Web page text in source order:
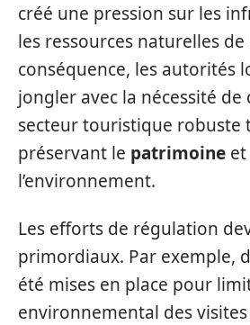
créé une pression sur les
les ressources naturelles de
conséquence, les autorités
jongler avec la nécessité
secteur touristique robuste
préservant le patrimoine et
l’environnement.
Les efforts de régulation
primordiaux. Par exemple,
été mises en place pour
environnemental des